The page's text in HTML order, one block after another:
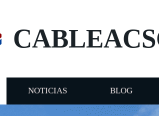
NOTICIAS BLOG